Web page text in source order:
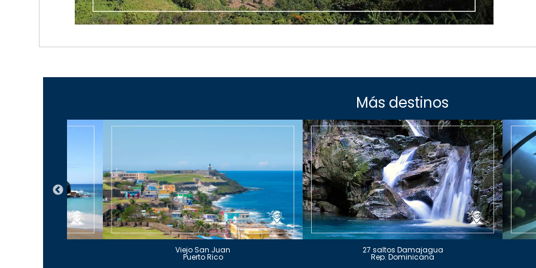
Más destinos
Viejo San Juan
Puerto Rico
27 saltos Damajagua
Rep. Dominicana